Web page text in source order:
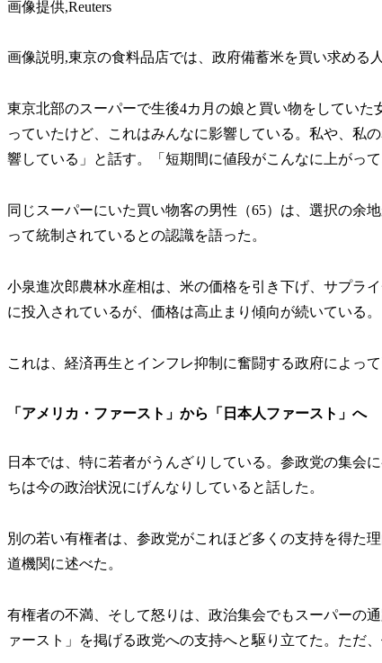
画像提供,Reuters
画像説明,東京の食料品店では、政府備蓄米を買い求める
東京北部のスーパーで生後4カ月の娘と買い物をしてい
っていたけど、これはみんなに影響している。私や、私
響している」と話す。「短期間に値段がこんなに上がって
同じスーパーにいた買い物客の男性（65）は、選択の余
って統制されているとの認識を語った。
小泉進次郎農林水産相は、米の価格を引き下げ、サプラ
に投入されているが、価格は高止まり傾向が続いている。
これは、経済再生とインフレ抑制に奮闘する政府によっ
「アメリカ・ファースト」から「日本人ファースト」へ
日本では、特に若者がうんざりしている。参政党の集会
ちは今の政治状況にげんなりしていると話した。
別の若い有権者は、参政党がこれほど多くの支持を得た
道機関に述べた。
有権者の不満、そして怒りは、政治集会でもスーパーの
ァースト」を掲げる政党への支持へと駆り立てた。ただ